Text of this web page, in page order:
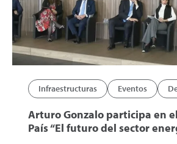
Infraestructuras Eventos
Arturo Gonzalo participa en
País “El futuro del sector